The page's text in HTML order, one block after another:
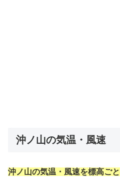
沖ノ山の気温・風速
沖ノ山の気温・風速を標高ごと